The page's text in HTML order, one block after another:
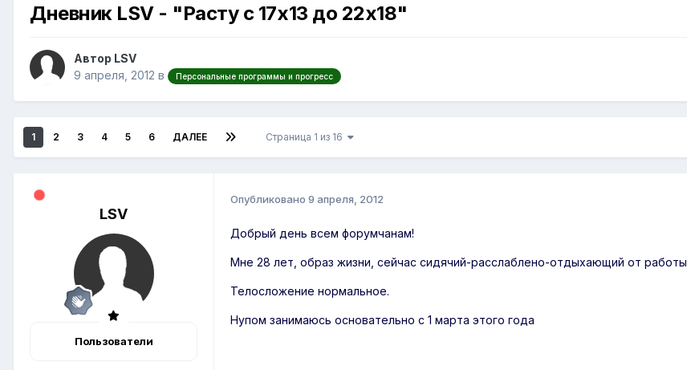
Дневник LSV - "Расту c 17х13 до 22х18"
Автор LSV
9 апреля, 2012 в Персональные программы и прогресс
1 2 3 4 5 6 ДАЛЕЕ Страница 1 из 16
LSV
Пользователи
Опубликовано 9 апреля, 2012
Добрый день всем форумчанам!
Мне 28 лет, образ жизни, сейчас сидячий-расслаблено-отдыхающий от работы
Телосложение нормальное.
Нупом занимаюсь основательно с 1 марта этого года